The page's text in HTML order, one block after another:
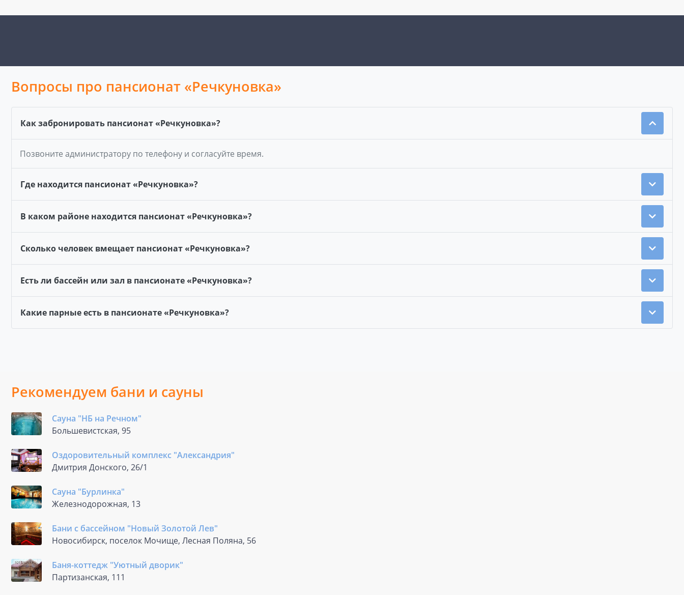
Вопросы про пансионат «Речкуновка»
Как забронировать пансионат «Речкуновка»?
Позвоните администратору по телефону и согласуйте время.
Где находится пансионат «Речкуновка»?
В каком районе находится пансионат «Речкуновка»?
Сколько человек вмещает пансионат «Речкуновка»?
Есть ли бассейн или зал в пансионате «Речкуновка»?
Какие парные есть в пансионате «Речкуновка»?
Рекомендуем бани и сауны
Сауна "НБ на Речном"
Большевистская, 95
Оздоровительный комплекс "Александрия"
Дмитрия Донского, 26/1
Сауна "Бурлинка"
Железнодорожная, 13
Бани с бассейном "Новый Золотой Лев"
Новосибирск, поселок Мочище, Лесная Поляна, 56
Баня-коттедж "Уютный дворик"
Партизанская, 111